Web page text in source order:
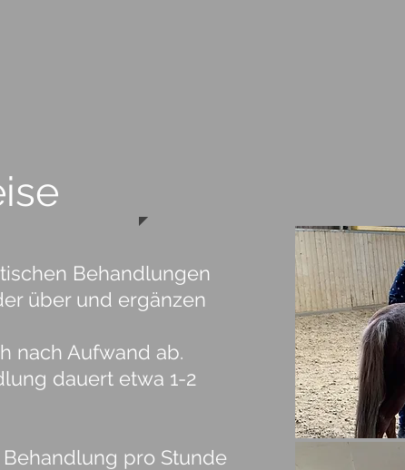
Behandlungen
über und ergänzen
nach Aufwand ab.
dauert etwa 1-2
pro Stunde